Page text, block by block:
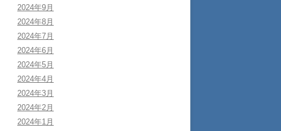
2024年9月
2024年8月
2024年7月
2024年6月
2024年5月
2024年4月
2024年3月
2024年2月
2024年1月